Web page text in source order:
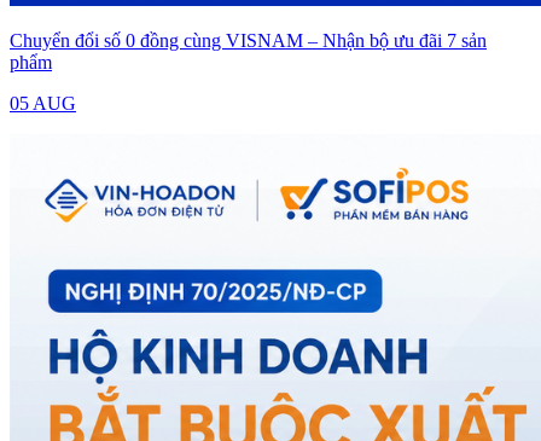
Chuyển đổi số 0 đồng cùng VISNAM – Nhận bộ ưu đãi 7 sản
phẩm
05 AUG